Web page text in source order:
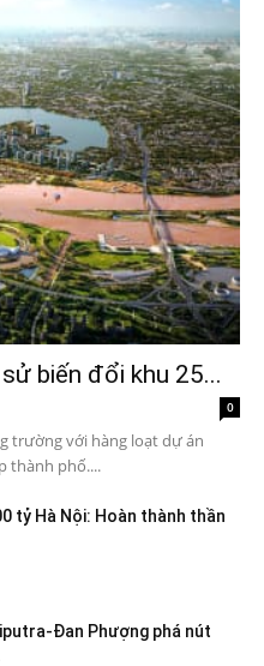
biến đổi khu 25...
0
trường với hàng loạt dự án
thành phố....
tỷ Hà Nội: Hoàn thành thần
Đan Phượng phá nút